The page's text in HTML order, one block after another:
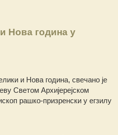
Нова година у
и Нова година, свечано је
Светом Архијерејском
рашко-призренски у егзилу